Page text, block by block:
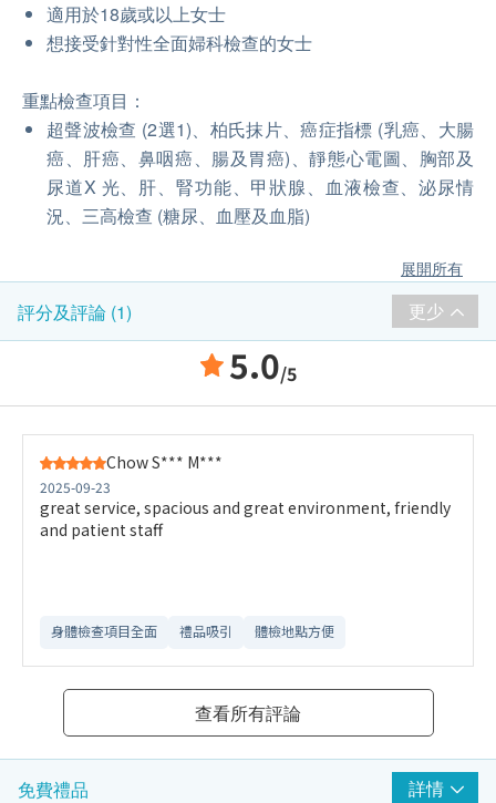
適用於18歲或以上女士
想接受針對性全面婦科檢查的女士
重點檢查項目：
超聲波檢查 (2選1)、柏氏抹片、癌症指標 (乳癌、大腸
癌、肝癌、鼻咽癌、腸及胃癌)、靜態心電圖、胸部及
尿道X 光、肝、腎功能、甲狀腺、血液檢查、泌尿情
況、三高檢查 (糖尿、血壓及血脂)
展開所有
評分及評論 (1) 更少
5.0/5
Chow S*** M***
2025-09-23
great service, spacious and great environment, friendly
and patient staff
身體檢查項目全面 禮品吸引 體檢地點方便
查看所有評論
免費禮品 詳情